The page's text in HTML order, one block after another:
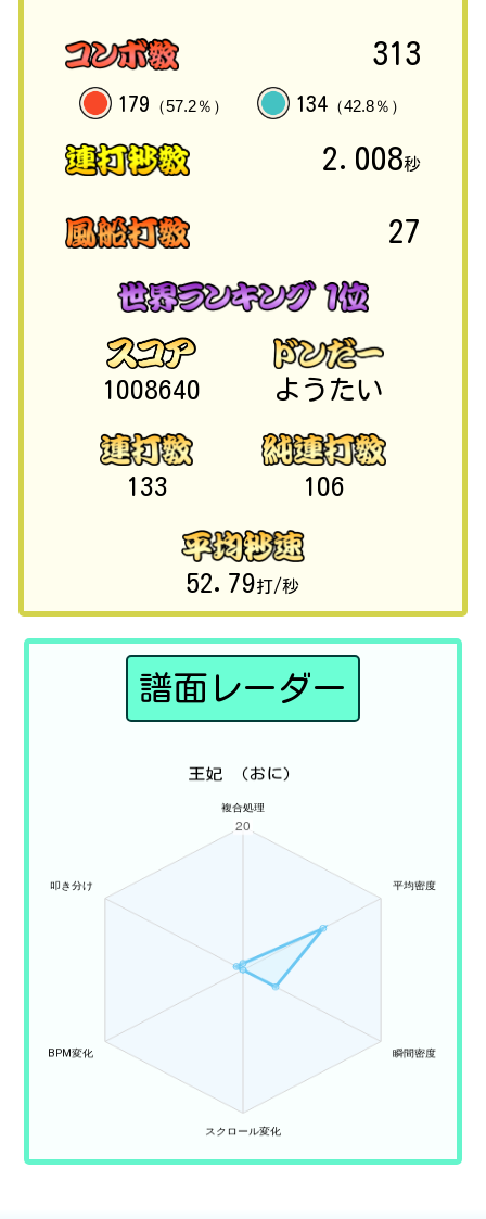
313
179 （57.2％） 134（42.8％）
2.008秒
27
1008640 ようたい
133 106
52.79打/秒
譜面レーダー